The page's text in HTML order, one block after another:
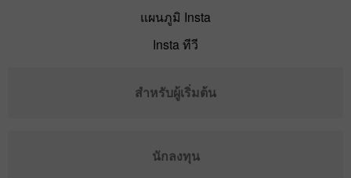
แผนภูมิ Insta
Insta ทีวี
สำหรับผู้เริ่มต้น
นักลงทุน